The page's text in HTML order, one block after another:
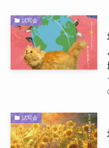
試写会
試写会